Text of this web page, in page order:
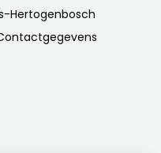
Hertogenbosch